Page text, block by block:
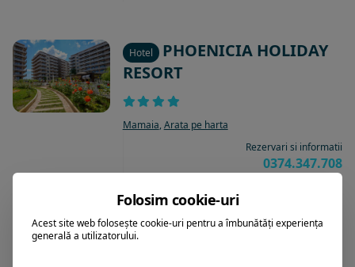
Hotel
PHOENICIA HOLIDAY
RESORT
Mamaia, Arata pe harta
Rezervari si informatii
0374.347.708
Hotel
Folosim cookie-uri
Acest site web folosește cookie-uri pentru a îmbunătăți experiența
generală a utilizatorului.